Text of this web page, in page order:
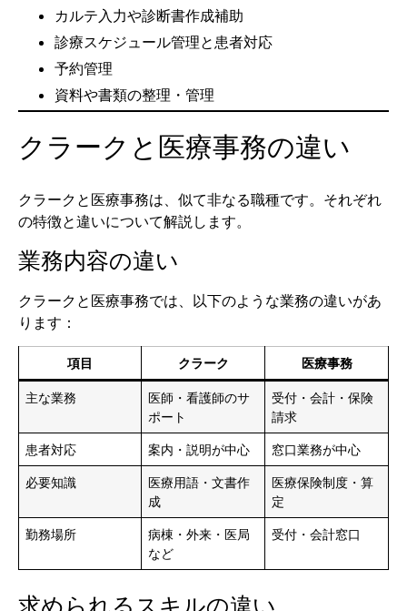
カルテ入力や診断書作成補助
診療スケジュール管理と患者対応
予約管理
資料や書類の整理・管理
クラークと医療事務の違い
クラークと医療事務は、似て非なる職種です。それぞれ
の特徴と違いについて解説します。
業務内容の違い
クラークと医療事務では、以下のような業務の違いがあ
ります：
項目 クラーク 医療事務
主な業務
医師・看護師のサ
ポート
受付・会計・保険
請求
患者対応 案内・説明が中心 窓口業務が中心
必要知識
医療用語・文書作
成
医療保険制度・算
定
勤務場所
病棟・外来・医局
など
受付・会計窓口